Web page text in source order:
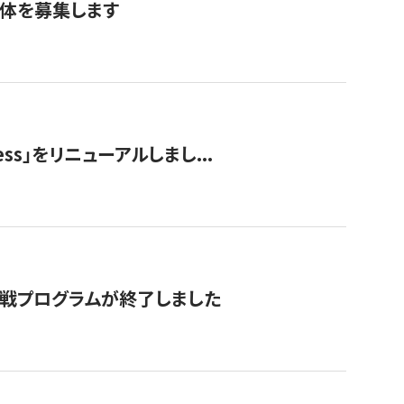
を募集します
」をリニューアルしまし...
プログラムが終了しました